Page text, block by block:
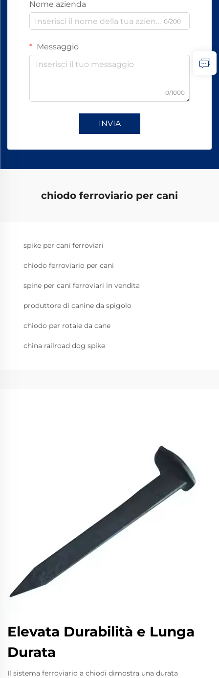
Nome azienda
0/200
Messaggio
0/1000
INVIA
chiodo ferroviario per cani
spike per cani ferroviari
chiodo ferroviario per cani
spine per cani ferroviari in vendita
produttore di canine da spigolo
chiodo per rotaie da cane
china railroad dog spike
Elevata Durabilità e Lunga
Durata
Il sistema ferroviario a chiodi dimostra una durata